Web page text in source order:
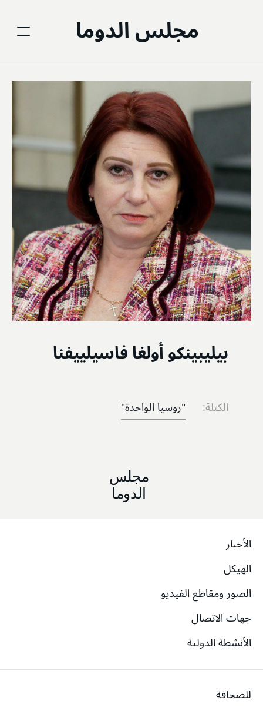
مجلس الدوما
بيليبينكو أولغا فاسيلييفنا
الكتلة: "روسيا الواحدة"
مجلس
الدوما
الأخبار
الهيكل
الصور ومقاطع الفيديو
جهات الاتصال
الأنشطة الدولية
للصحافة